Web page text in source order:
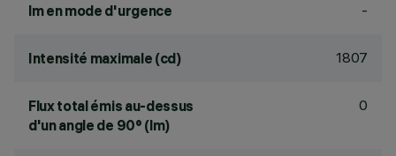
lm en mode d'urgence -
Intensité maximale (cd) 1807
Flux total émis au-dessus
d'un angle de 90° (lm)
0